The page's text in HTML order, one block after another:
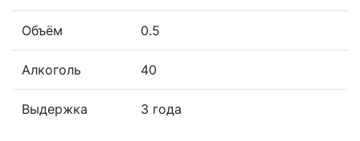
Объём 0.5
Алкоголь 40
Выдержка 3 года